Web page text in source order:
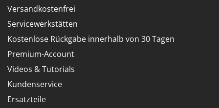
Versandkostenfrei
Servicewerkstätten
Kostenlose Rückgabe innerhalb von 30 Tagen
Premium-Account
Videos & Tutorials
Kundenservice
Ersatzteile